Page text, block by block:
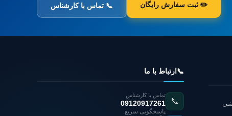
✏️ ثبت سفارش رایگان 📞 تماس با کارشناس
📞 ارتباط با ما
📞
تماس با کارشناس
09120917261
پاسخگویی سریع